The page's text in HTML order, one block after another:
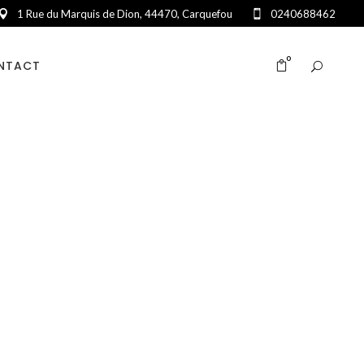
1 Rue du Marquis de Dion, 44470, Carquefou 0240688462
0